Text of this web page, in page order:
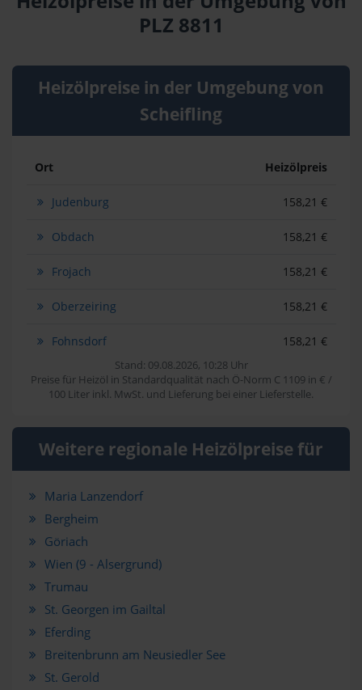
PLZ 8811
Heizölpreise in der Umgebung von
Scheifling
Ort Heizölpreis
Judenburg 158,21 €
Obdach 158,21 €
Frojach 158,21 €
Oberzeiring 158,21 €
Fohnsdorf 158,21 €
Stand: 09.08.2026, 10:28 Uhr
Preise für Heizöl in Standardqualität nach Ö-Norm C 1109 in € /
100 Liter inkl. MwSt. und Lieferung bei einer Lieferstelle.
Weitere regionale Heizölpreise für
Maria Lanzendorf
Bergheim
Göriach
Wien (9 - Alsergrund)
Trumau
St. Georgen im Gailtal
Eferding
Breitenbrunn am Neusiedler See
St. Gerold